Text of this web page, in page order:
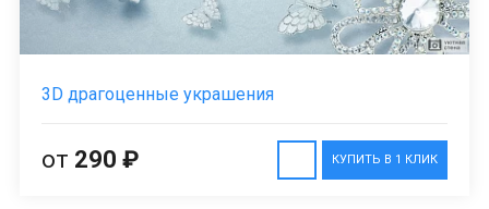
3D драгоценные украшения
КУПИТЬ В 1 КЛИК
от 290 ₽